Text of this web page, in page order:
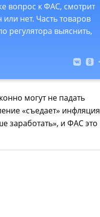
вопрос к ФАС, смотрит
нет. Часть товаров
регулятора выяснить,
могут не падать
«съедает»
заработать», и ФАС это